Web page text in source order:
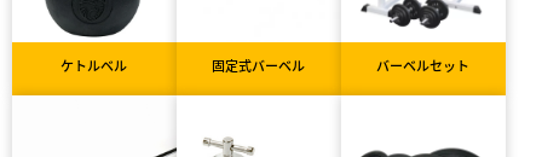
ケトルベル 固定式バーベル バーベルセット